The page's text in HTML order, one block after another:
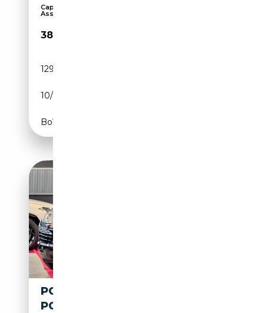
Capteurs d'aide au stationnement arrière,
Assistan...
38 999€
129 000 km
10/2019
Boîte automatique
PORSCHE CAYENNE DIESEL
PCM NAVIGATION PDLS BI